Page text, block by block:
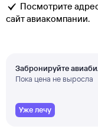
Посмотрите
сайт авиакомпании.
Забронируйте
Пока цена не выросла
Уже лечу